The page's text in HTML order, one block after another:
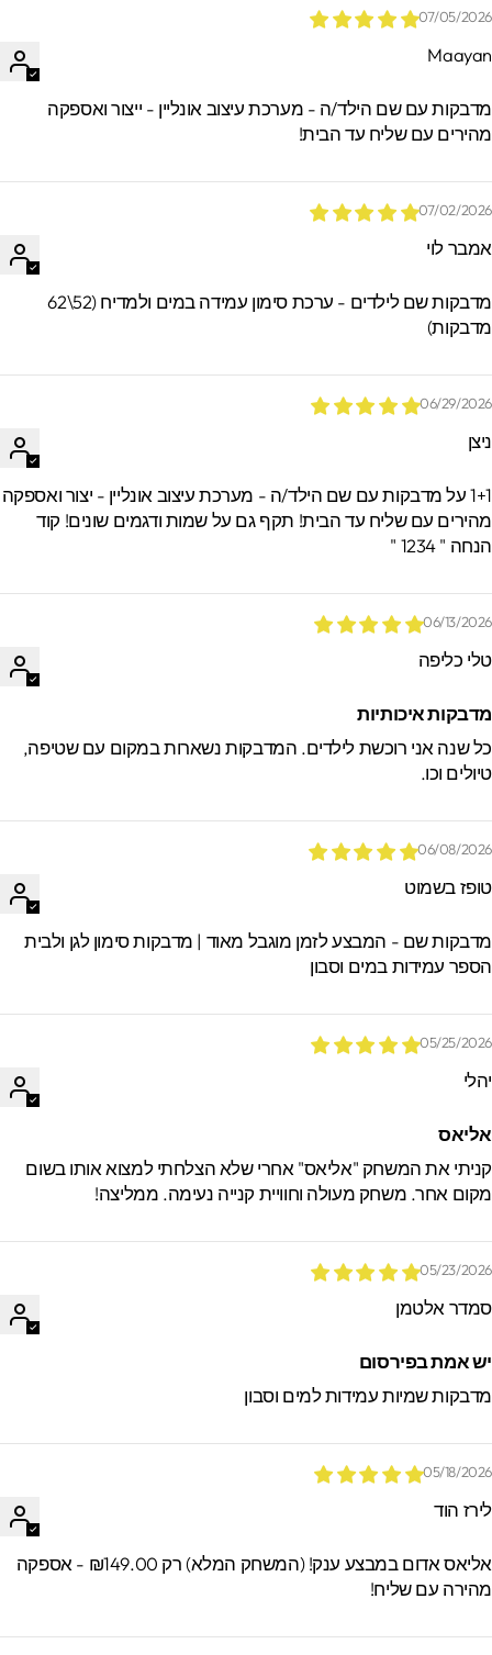
הזמנות.
07/05/
עם שם הילד/ה - מערכת עיצוב אונליין - ייצור ואספקה
עם שליח עד הבית!
07/02/
לוי
מדבקות שם לילדים - ערכת סימון עמידה במים ולמדיח (52\62
06/29/
1+1 על מדבקות עם שם הילד/ה - מערכת עיצוב אונליין - יצור ואספקה
עם שליח עד הבית! תקף גם על שמות ודגמים שונים! קוד
" 1234 "
06/13/
כליפה
איכותיות
שנה אני רוכשת לילדים. המדבקות נשארות במקום עם שטיפה,
וכו.
06/08/
בשמוט
שם - המבצע לזמן מוגבל מאוד | מדבקות סימון לגן ולבית
עמידות במים וסבון
05/25/
את המשחק "אליאס" אחרי שלא הצלחתי למצוא אותו בשום
אחר. משחק מעולה וחוויית קנייה נעימה. ממליצה!
05/23/
אלטמן
אמת בפירסום
שמיות עמידות למים וסבון
05/18/
הוד
אליאס אדום במבצע ענק! (המשחק המלא) רק ₪149.00 - אספקה
עם שליח!